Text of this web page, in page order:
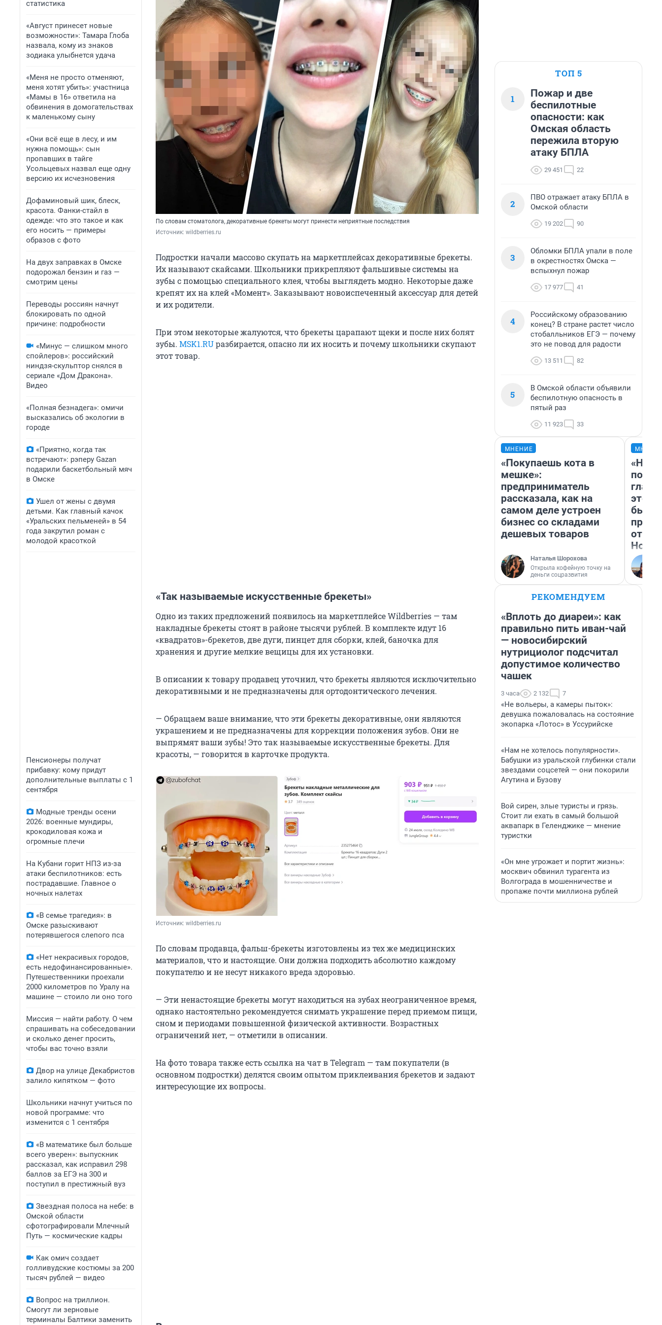
статистика
«Август принесет новые
возможности»: Тамара Глоба
назвала, кому из знаков
зодиака улыбнется удача
«Меня не просто отменяют,
меня хотят убить»: участница
«Мамы в 16» ответила на
обвинения в домогательствах
к маленькому сыну
«Они всё еще в лесу, и им
нужна помощь»: сын
пропавших в тайге
Усольцевых назвал еще одну
версию их исчезновения
Дофаминовый шик, блеск,
красота. Фанки-стайл в
одежде: что это такое и как
его носить — примеры
образов с фото
На двух заправках в Омске
подорожал бензин и газ —
смотрим цены
Переводы россиян начнут
блокировать по одной
причине: подробности
«Минус — слишком много
спойлеров»: российский
ниндзя-скульптор снялся в
сериале «Дом Дракона».
Видео
«Полная безнадега»: омичи
высказались об экологии в
городе
«Приятно, когда так
встречают»: рэперу Gazan
подарили баскетбольный мяч
в Омске
Ушел от жены с двумя
детьми. Как главный качок
«Уральских пельменей» в 54
года закрутил роман с
молодой красоткой
Пенсионеры получат
прибавку: кому придут
дополнительные выплаты с 1
сентября
Модные тренды осени
2026: военные мундиры,
крокодиловая кожа и
огромные плечи
На Кубани горит НПЗ из-за
атаки беспилотников: есть
пострадавшие. Главное о
ночных налетах
«В семье трагедия»: в
Омске разыскивают
потерявшегося слепого пса
«Нет некрасивых городов,
есть недофинансированные».
Путешественники проехали
2000 километров по Уралу на
машине — стоило ли оно того
Миссия — найти работу. О чем
спрашивать на собеседовании
и сколько денег просить,
чтобы вас точно взяли
Двор на улице Декабристов
залило кипятком — фото
Школьники начнут учиться по
новой программе: что
изменится с 1 сентября
«В математике был больше
всего уверен»: выпускник
рассказал, как исправил 298
баллов за ЕГЭ на 300 и
поступил в престижный вуз
Звездная полоса на небе: в
Омской области
сфотографировали Млечный
Путь — космические кадры
Как омич создает
голливудские костюмы за 200
тысяч рублей — видео
Вопрос на триллион.
Смогут ли зерновые
терминалы Балтики заменить
По словам стоматолога, декоративные брекеты могут принести неприятные последствия
Источник: wildberries.ru
Подростки начали массово скупать на маркетплейсах декоративные брекеты.
Их называют скайсами. Школьники прикрепляют фальшивые системы на
зубы с помощью специального клея, чтобы выглядеть модно. Некоторые даже
крепят их на клей «Момент». Заказывают новоиспеченный аксессуар для детей
и их родители.
При этом некоторые жалуются, что брекеты царапают щеки и после них болят
зубы. MSK1.RUразбирается, опасно ли их носить и почему школьники скупают
этот товар.
«Так называемые искусственные брекеты»
Одно из таких предложений появилось на маркетплейсе Wildberries — там
накладные брекеты стоят в районе тысячи рублей. В комплекте идут 16
«квадратов»-брекетов, две дуги, пинцет для сборки, клей, баночка для
хранения и другие мелкие вещицы для их установки.
В описании к товару продавец уточнил, что брекеты являются исключительно
декоративными и не предназначены для ортодонтического лечения.
— Обращаем ваше внимание, что эти брекеты декоративные, они являются
украшением и не предназначены для коррекции положения зубов. Они не
выпрямят ваши зубы! Это так называемые искусственные брекеты. Для
красоты, — говорится в карточке продукта.
Источник: wildberries.ru
По словам продавца, фальш-брекеты изготовлены из тех же медицинских
материалов, что и настоящие. Они должна подходить абсолютно каждому
покупателю и не несут никакого вреда здоровью.
— Эти ненастоящие брекеты могут находиться на зубах неограниченное время,
однако настоятельно рекомендуется снимать украшение перед приемом пищи,
сном и периодами повышенной физической активности. Возрастных
ограничений нет, — отметили в описании.
На фото товара также есть ссылка на чат в Telegram — там покупатели (в
основном подростки) делятся своим опытом приклеивания брекетов и задают
интересующие их вопросы.
ТОП 5
1
Пожар и две
беспилотные
опасности: как
Омская область
пережила вторую
атаку БПЛА
29 451 22
2
ПВО отражает атаку БПЛА в
Омской области
19 202 90
3
Обломки БПЛА упали в поле
в окрестностях Омска —
вспыхнул пожар
17 977 41
4
Российскому образованию
конец? В стране растет число
стобалльников ЕГЭ — почему
это не повод для радости
13 511 82
5
В Омской области объявили
беспилотную опасность в
пятый раз
11 923 33
МНЕНИЕ
«Покупаешь кота в
мешке»:
предприниматель
рассказала, как на
самом деле устроен
бизнес со складами
дешевых товаров
Наталья Шорохова
Открыла кофейную точку на
деньги соцразвития
этого
бьет
РЕКОМЕНДУЕМ
«Вплоть до диареи»: как
правильно пить иван-чай
— новосибирский
нутрициолог подсчитал
допустимое количество
чашек
3 часа 2 132 7
«Не вольеры, а камеры пыток»:
девушка пожаловалась на состояние
экопарка «Лотос» в Уссурийске
«Нам не хотелось популярности».
Бабушки из уральской глубинки стали
звездами соцсетей — они покорили
Агутина и Бузову
Вой сирен, злые туристы и грязь.
Стоит ли ехать в самый большой
аквапарк в Геленджике — мнение
туристки
«Он мне угрожает и портит жизнь»:
москвич обвинил турагента из
Волгограда в мошенничестве и
пропаже почти миллиона рублей